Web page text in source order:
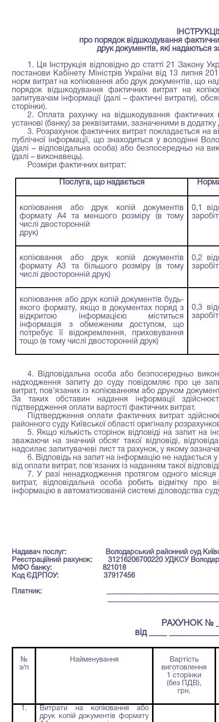
про порядок відшкодування
друк документів, які надаються
1. Ця Інструкція відповідно до статті 21 Закону
постанови Кабінету Міністрів України від 13 липня
норм витрат на копіювання або друк документів, що
порядок відшкодування фактичних витрат на
запитувачам інформації (далі – фактичні витрати),
сторінки).
2. Оплата рахунку на відшкодування фактичних
установі (банку) за реквізитами, зазначеними в додатку
3. Розрахунок фактичних витрат покладається на
публічної інформації, що знаходиться у володінні
(далі – відповідальна особа) або безпосередньо на
(далі – виконавець).
Розміри фактичних витрат:
Послуга, що надається
копіювання або друк копій документів
формату А4 та меншого розміру (в тому
числі двосторонній
друк)
0,1
копіювання або друк копій документів
формату А3 та більшого розміру (в тому
числі двосторонній друк)
0,2
копіювання або друк копій документів будь-
якого формату, якщо в документах поряд з
відкритою інформацією міститься
інформація з обмеженим доступом, що
потребує її відокремлення, приховування
тощо (в тому числі двосторонній друк)
0,3
4. Відповідальна особа або безпосередньо
надходження запиту до суду повідомляє про це
витрат, пов’язаних із копіюванням або друком
За таких обставин надання інформації
підтвердження оплати вартості фактичних витрат.
Підтвердження оплати фактичних витрат
районного суду Київської області оригіналу
5. Якщо кількість сторінок відповіді на запит на
зважаючи на значний обсяг такої відповіді,
надсилає запитувачеві лист та рахунок, у якому
6. Відповідь на запит на інформацію не надається
від оплати витрат, пов'язаних із наданням такої
7. У разі ненадходження протягом одного
витрат, відповідальна особа робить відмітку про
інформацію в автоматизованій системі діловодства
Надавач послуг:
Володарський районний суд
Реєстраційний рахунок:
31216206700220 УДКСУ
МФО банку: 821018
Код ЄДРПОУ:
37917456
Платник:
РАХУНОК №
від ____
№
з/п
Найменування
Вартість
виготовлення
1 сторінки
(без ПДВ),
грн.
1.
Витрати на копіювання або
друк копій документів формату